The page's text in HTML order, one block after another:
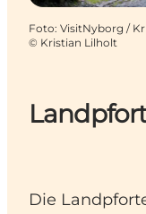
Die
Foto: VisitNyborg /
© Kristian Lilholt